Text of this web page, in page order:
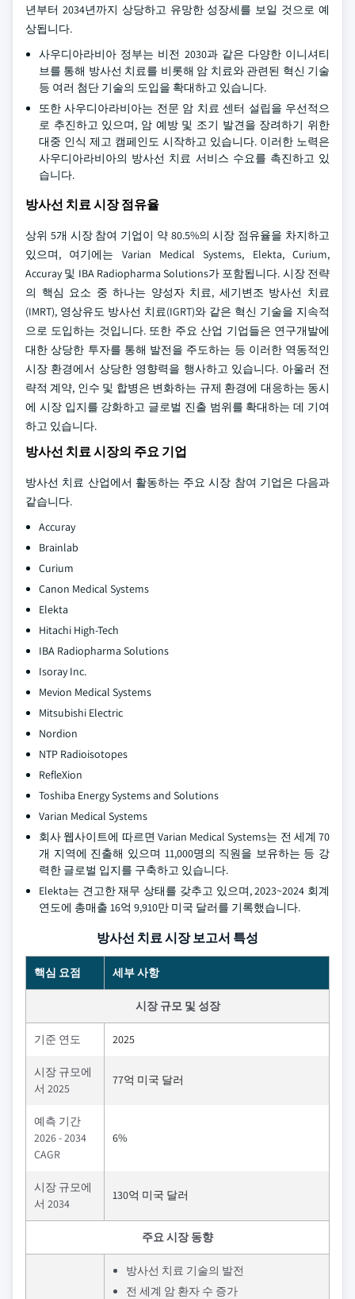
년부터 2034년까지 상당하고 유망한 성장세를 보일 것으로 예
상됩니다.
사우디아라비아 정부는 비전 2030과 같은 다양한 이니셔티
브를 통해 방사선 치료를 비롯해 암 치료와 관련된 혁신 기술
등 여러 첨단 기술의 도입을 확대하고 있습니다.
또한 사우디아라비아는 전문 암 치료 센터 설립을 우선적으
로 추진하고 있으며, 암 예방 및 조기 발견을 장려하기 위한
대중 인식 제고 캠페인도 시작하고 있습니다. 이러한 노력은
사우디아라비아의 방사선 치료 서비스 수요를 촉진하고 있
습니다.
방사선 치료 시장 점유율
상위 5개 시장 참여 기업이 약 80.5%의 시장 점유율을 차지하고
있으며, 여기에는 Varian Medical Systems, Elekta, Curium,
Accuray 및 IBA Radiopharma Solutions가 포함됩니다. 시장 전략
의 핵심 요소 중 하나는 양성자 치료, 세기변조 방사선 치료
(IMRT), 영상유도 방사선 치료(IGRT)와 같은 혁신 기술을 지속적
으로 도입하는 것입니다. 또한 주요 산업 기업들은 연구개발에
대한 상당한 투자를 통해 발전을 주도하는 등 이러한 역동적인
시장 환경에서 상당한 영향력을 행사하고 있습니다. 아울러 전
략적 계약, 인수 및 합병은 변화하는 규제 환경에 대응하는 동시
에 시장 입지를 강화하고 글로벌 진출 범위를 확대하는 데 기여
하고 있습니다.
방사선 치료 시장의 주요 기업
방사선 치료 산업에서 활동하는 주요 시장 참여 기업은 다음과
같습니다.
Accuray
Brainlab
Curium
Canon Medical Systems
Elekta
Hitachi High-Tech
IBA Radiopharma Solutions
Isoray Inc.
Mevion Medical Systems
Mitsubishi Electric
Nordion
NTP Radioisotopes
RefleXion
Toshiba Energy Systems and Solutions
Varian Medical Systems
회사 웹사이트에 따르면 Varian Medical Systems는 전 세계 70
개 지역에 진출해 있으며 11,000명의 직원을 보유하는 등 강
력한 글로벌 입지를 구축하고 있습니다.
Elekta는 견고한 재무 상태를 갖추고 있으며, 2023~2024 회계
연도에 총매출 16억 9,910만 미국 달러를 기록했습니다.
방사선 치료 시장 보고서 특성
핵심 요점 세부 사항
시장 규모 및 성장
기준 연도 2025
시장 규모에
서 2025
77억 미국 달러
예측 기간
2026 - 2034
CAGR
6%
시장 규모에
서 2034
130억 미국 달러
주요 시장 동향
방사선 치료 기술의 발전
전 세계 암 환자 수 증가